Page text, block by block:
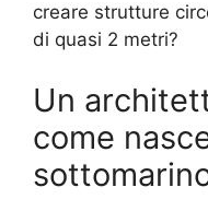
creare strutture
di quasi 2 metri?
Un
come